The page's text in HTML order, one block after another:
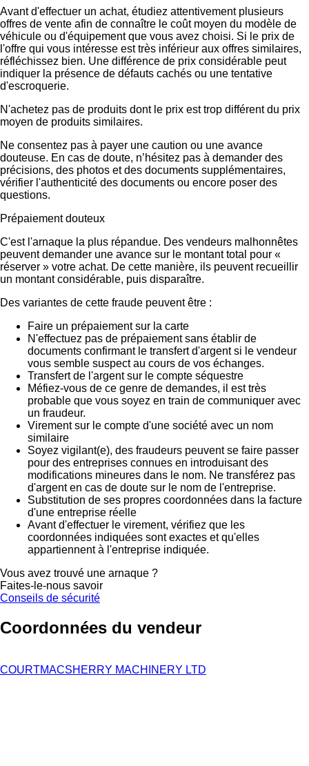
Avant d'effectuer un achat, étudiez attentivement plusieurs
offres de vente afin de connaître le coût moyen du modèle de
véhicule ou d'équipement que vous avez choisi. Si le prix de
l'offre qui vous intéresse est très inférieur aux offres similaires,
réfléchissez bien. Une différence de prix considérable peut
indiquer la présence de défauts cachés ou une tentative
d'escroquerie.
N'achetez pas de produits dont le prix est trop différent du prix
moyen de produits similaires.
Ne consentez pas à payer une caution ou une avance
douteuse. En cas de doute, n’hésitez pas à demander des
précisions, des photos et des documents supplémentaires,
vérifier l'authenticité des documents ou encore poser des
questions.
Prépaiement douteux
C'est l'arnaque la plus répandue. Des vendeurs malhonnêtes
peuvent demander une avance sur le montant total pour «
réserver » votre achat. De cette manière, ils peuvent recueillir
un montant considérable, puis disparaître.
Des variantes de cette fraude peuvent être :
Faire un prépaiement sur la carte
N'effectuez pas de prépaiement sans établir de
documents confirmant le transfert d'argent si le vendeur
vous semble suspect au cours de vos échanges.
Transfert de l'argent sur le compte séquestre
Méfiez-vous de ce genre de demandes, il est très
probable que vous soyez en train de communiquer avec
un fraudeur.
Virement sur le compte d'une société avec un nom
similaire
Soyez vigilant(e), des fraudeurs peuvent se faire passer
pour des entreprises connues en introduisant des
modifications mineures dans le nom. Ne transférez pas
d'argent en cas de doute sur le nom de l'entreprise.
Substitution de ses propres coordonnées dans la facture
d'une entreprise réelle
Avant d'effectuer le virement, vérifiez que les
coordonnées indiquées sont exactes et qu'elles
appartiennent à l'entreprise indiquée.
Vous avez trouvé une arnaque ?
Faites-le-nous savoir
Conseils de sécurité
Coordonnées du vendeur
COURTMACSHERRY MACHINERY LTD